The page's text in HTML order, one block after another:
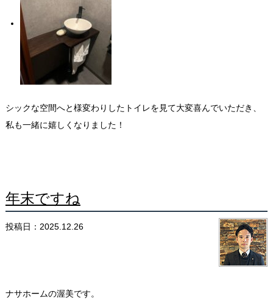
シックな空間へと様変わりしたトイレを見て大変喜んでいただき、
私も一緒に嬉しくなりました！
年末ですね
投稿日：2025.12.26
ナサホームの渥美です。